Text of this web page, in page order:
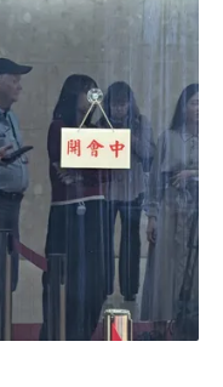
金會等民間團體昨
補貼， 將排擠其他政
全國節能運動，度過
指出，政府補貼只能
也要啟動節能措施。
可以在短期之內快速
可提升整體社會的能
節能是可行的